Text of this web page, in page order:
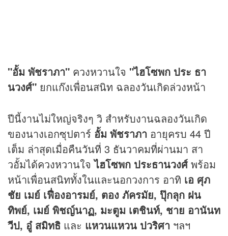
"อั้ม พัชราภา" ควงหวานใจ "ไฮโซพก ประ ธา
นวงศ์" ยกแก๊งเพื่อนสนิท ฉลองวันเกิดล่วงหน้า
ปีนี้งานไม่ใหญ่จริงๆ วิ สำหรับงานฉลองวันเกิด
ของนางเอกซุปตาร์ อั้ม พัชราภา อายุครบ 44 ปี
เต็ม ล่าสุดเมื่อคืนวันที่ 3 ธันวาคมที่ผ่านมา สา
วอั้มได้ควงหวานใจ ไฮโซพก ประธานวงศ์พร้อม
หน้าเพื่อนสนิททั้งในและนอกวงการ อาทิ เอ ศุภ
ชัย เมย์ เฟื่องอารมย์, ตอง ภัครมัย, ปุ๊กลุก ฝน
ทิพย์, เมย์ พิชญ์นาฏ, มะตูม เตชินท์, ชาย อานันท
วีป, อู๋ สมิทธิ และ แหวนแหวน ปวริศา ฯลฯ